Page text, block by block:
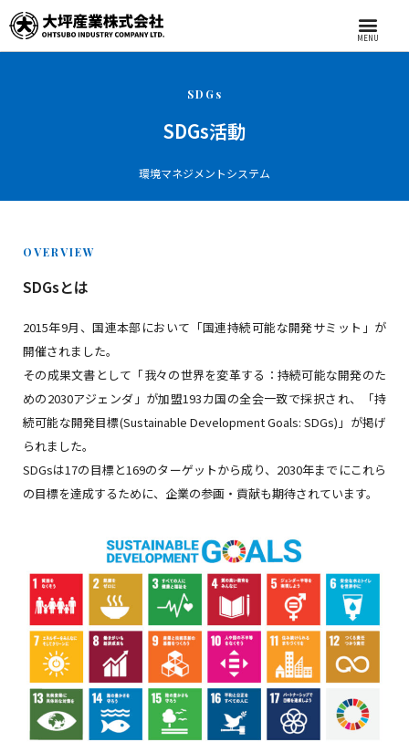
MENU
SDGs
SDGs活動
環境マネジメントシステム
OVERVIEW
SDGsとは
2015年9月、国連本部において「国連持続可能な開発サミット」が
開催されました。
その成果文書として「我々の世界を変革する：持続可能な開発のた
めの2030アジェンダ」が加盟193カ国の全会一致で採択され、「持
続可能な開発目標(Sustainable Development Goals: SDGs)」が掲げ
られました。
SDGsは17の目標と169のターゲットから成り、2030年までにこれら
の目標を達成するために、企業の参画・貢献も期待されています。